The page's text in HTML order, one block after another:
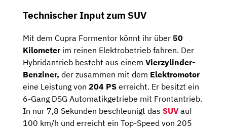
Technischer Input zum SUV
Mit dem Cupra Formentor könnt ihr über 50
Kilometerim reinen Elektrobetrieb fahren. Der
Hybridantrieb besteht aus einem Vierzylinder-
Benziner, der zusammen mit dem Elektromotor
eine Leistung von 204 PS erreicht. Er besitzt ein
6-Gang DSG Automatikgetriebe mit Frontantrieb.
In nur 7,8 Sekunden beschleunigt das SUV auf
100 km/h und erreicht ein Top-Speed von 205